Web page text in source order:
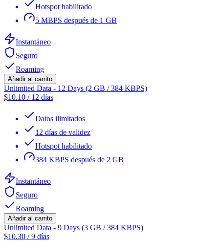
Hotspot habilitado
5 MBPS después de 1 GB
Instantáneo
Seguro
Roaming
Añadir al carrito
Unlimited Data - 12 Days (2 GB / 384 KBPS)
$10.10 / 12 días
Datos ilimitados
12 días de validez
Hotspot habilitado
384 KBPS después de 2 GB
Instantáneo
Seguro
Roaming
Añadir al carrito
Unlimited Data - 9 Days (3 GB / 384 KBPS)
$10.30 /9 días